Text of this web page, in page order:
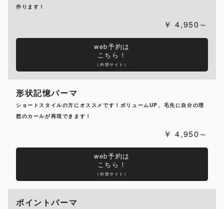
作ります！
4,950～
web予約は
こちら！
（外部サイト）
形状記憶パーマ
ショートスタイルの方にオススメです！ボリュームUP、毛先に自分の理
想のカールが再現できます！
4,950～
web予約は
こちら！
（外部サイト）
ポイントパーマ